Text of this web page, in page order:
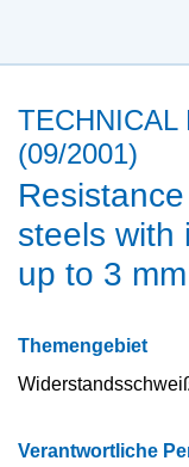
TECHNICAL
(09/2001)
steels with
up to 3
Themengebiet
Verantwortliche